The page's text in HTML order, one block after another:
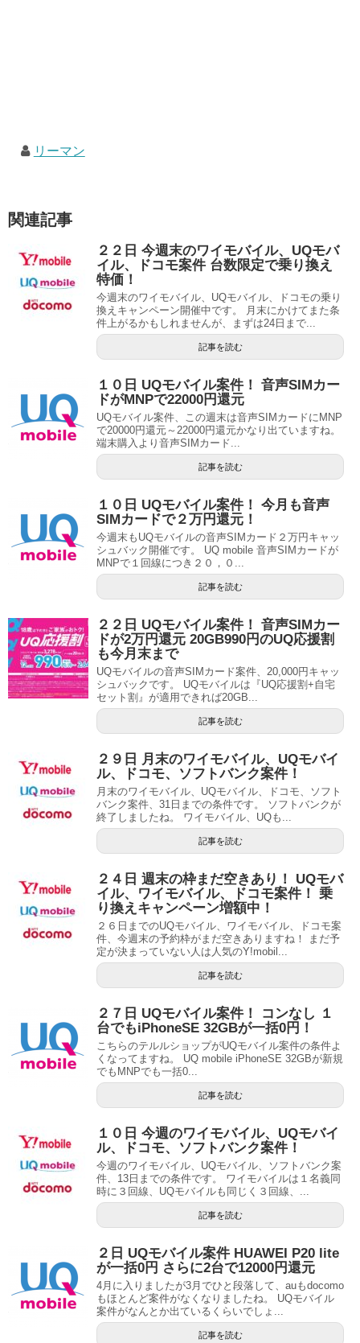
リーマン
関連記事
２２日 今週末のワイモバイル、UQモバ
イル、ドコモ案件 台数限定で乗り換え
特価！
今週末のワイモバイル、UQモバイル、ドコモの乗り
換えキャンペーン開催中です。 月末にかけてまた条
件上がるかもしれませんが、まずは24日まで...
記事を読む
１０日 UQモバイル案件！ 音声SIMカー
ドがMNPで22000円還元
UQモバイル案件、この週末は音声SIMカードにMNP
で20000円還元～22000円還元かなり出ていますね。
端末購入より音声SIMカード...
記事を読む
１０日 UQモバイル案件！ 今月も音声
SIMカードで２万円還元！
今週末もUQモバイルの音声SIMカード２万円キャッ
シュバック開催です。 UQ mobile 音声SIMカードが
MNPで１回線につき２０，０...
記事を読む
２２日 UQモバイル案件！ 音声SIMカー
ドが2万円還元 20GB990円のUQ応援割
も今月末まで
UQモバイルの音声SIMカード案件、20,000円キャッ
シュバックです。 UQモバイルは『UQ応援割+自宅
セット割』が適用できれば20GB...
記事を読む
２９日 月末のワイモバイル、UQモバイ
ル、ドコモ、ソフトバンク案件！
月末のワイモバイル、UQモバイル、ドコモ、ソフト
バンク案件、31日までの条件です。 ソフトバンクが
終了しましたね。 ワイモバイル、UQも...
記事を読む
２４日 週末の枠まだ空きあり！ UQモバ
イル、ワイモバイル、ドコモ案件！ 乗
り換えキャンペーン増額中！
２６日までのUQモバイル、ワイモバイル、ドコモ案
件、今週末の予約枠がまだ空きありますね！ まだ予
定が決まっていない人は人気のY!mobil...
記事を読む
２７日 UQモバイル案件！ コンなし １
台でもiPhoneSE 32GBが一括0円！
こちらのテルルショップがUQモバイル案件の条件よ
くなってますね。 UQ mobile iPhoneSE 32GBが新規
でもMNPでも一括0...
記事を読む
１０日 今週のワイモバイル、UQモバイ
ル、ドコモ、ソフトバンク案件！
今週のワイモバイル、UQモバイル、ソフトバンク案
件、13日までの条件です。 ワイモバイルは１名義同
時に３回線、UQモバイルも同じく３回線、...
記事を読む
２日 UQモバイル案件 HUAWEI P20 lite
が一括0円 さらに2台で12000円還元
4月に入りましたが3月でひと段落して、auもdocomo
もほとんど案件がなくなりましたね。 UQモバイル
案件がなんとか出ているくらいでしょ...
記事を読む